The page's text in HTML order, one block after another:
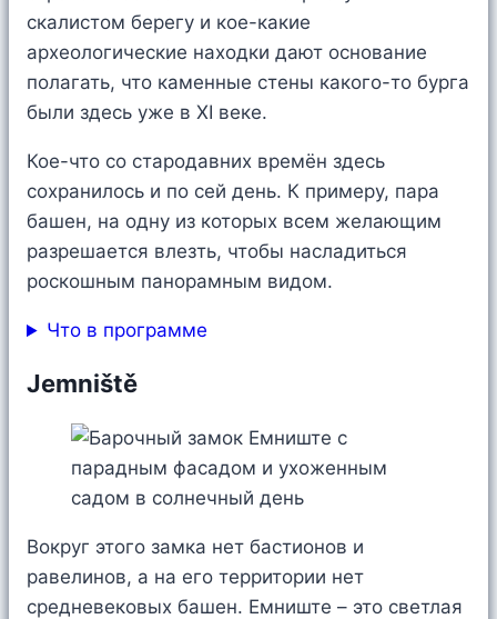
скалистом берегу и кое-какие
археологические находки дают основание
полагать, что каменные стены какого-то бурга
были здесь уже в XI веке.
Кое-что со стародавних времён здесь
сохранилось и по сей день. К примеру, пара
башен, на одну из которых всем желающим
разрешается влезть, чтобы насладиться
роскошным панорамным видом.
Что в программе
Jemniště
Вокруг этого замка нет бастионов и
равелинов, а на его территории нет
средневековых башен. Емниште – это светлая